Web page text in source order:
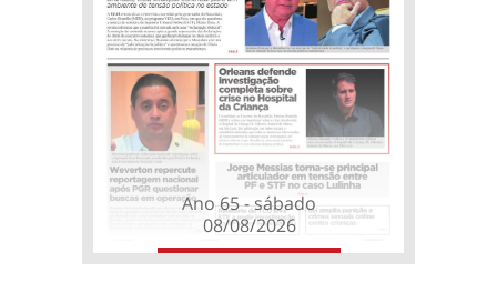
Ano 65 - sábado
08/08/2026